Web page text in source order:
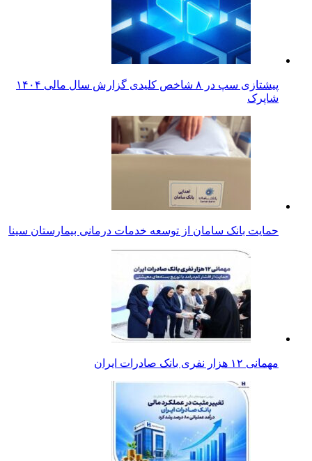
پیشتازی سپ در ۸ شاخص کلیدی گزارش سال مالی ۱۴۰۴
شاپرک
حمایت بانک سامان از توسعه خدمات درمانی بیمارستان سینا
مهمانی ۱۲ هزار نفری بانک صادرات ایران